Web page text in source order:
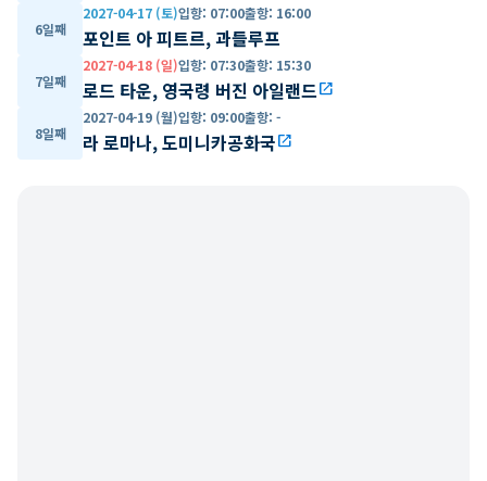
6일째
2027-04-17 (토)입항: 07:00출항: 16:00
포인트 아 피트르, 과들루프
7일째
2027-04-18 (일)입항: 07:30출항: 15:30
로드 타운, 영국령 버진 아일랜드open_in_new
8일째
2027-04-19 (월)입항: 09:00출항: -
라 로마나, 도미니카공화국open_in_new